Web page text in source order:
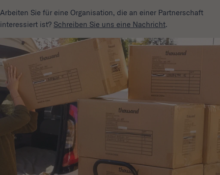
Arbeiten Sie für eine Organisation, die an einer Partnerschaft
interessiert ist? Schreiben Sie uns eine Nachricht.